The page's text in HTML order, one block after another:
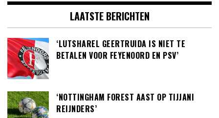
LAATSTE BERICHTEN
‘LUTSHAREL GEERTRUIDA IS NIET TE
BETALEN VOOR FEYENOORD EN PSV’
‘NOTTINGHAM FOREST AAST OP TIJJANI
REIJNDERS’